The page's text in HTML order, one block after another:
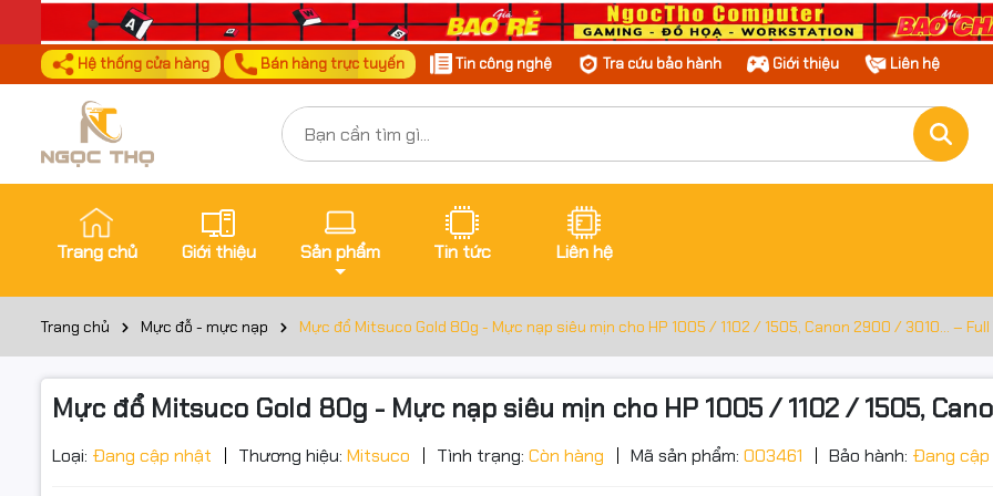
Hệ thống cửa hàng Bán hàng trực tuyến Tin công nghệ Tra cứu bảo hành Giới thiệu Liên hệ
Trang chủ Giới thiệu Sản phẩm Tin tức Liên hệ
Trang chủ Mực đỗ - mực nạp Mực đổ Mitsuco Gold 80g - Mực nạp siêu mịn cho HP 1005 / 1102 / 1505, Canon 2900 / 3010… – Full
Mực đổ Mitsuco Gold 80g - Mực nạp siêu mịn cho HP 1005 / 1102 / 1505,
Loại: Đang cập nhật Thương hiệu: Mitsuco Tình trạng: Còn hàng Mã sản phẩm: 003461 Bảo hành: Đang